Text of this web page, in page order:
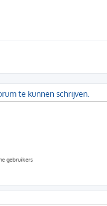
te kunnen schrijven.
gebruikers